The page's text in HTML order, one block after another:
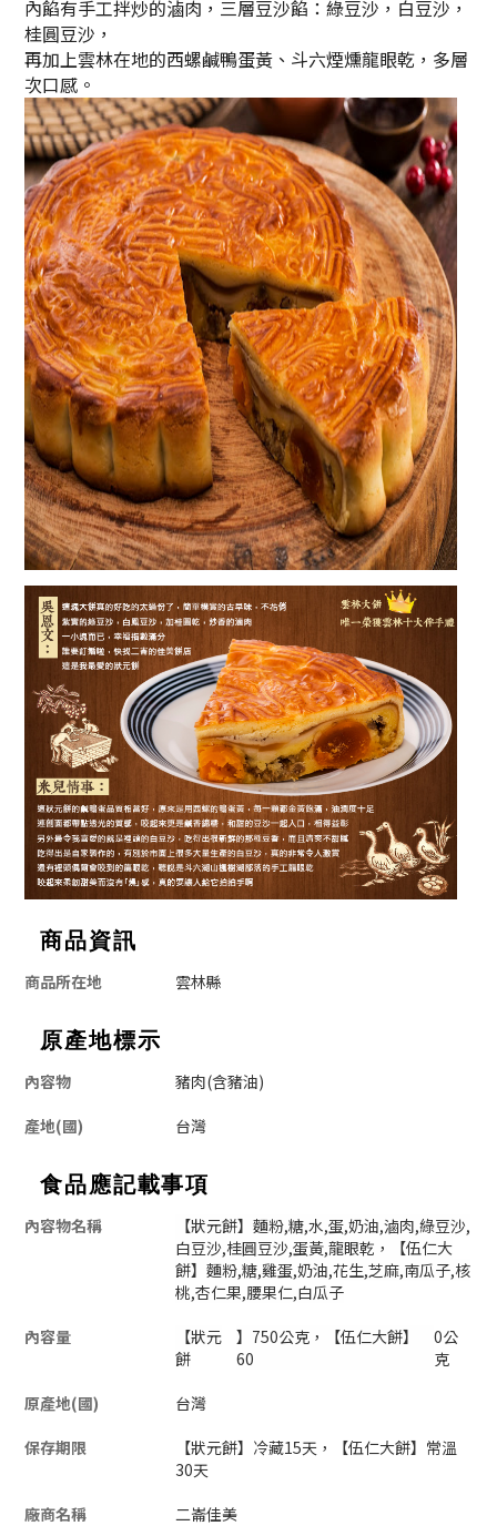
內餡有手工拌炒的滷肉，三層豆沙餡：綠豆沙，白豆沙，
桂圓豆沙，
再加上雲林在地的西螺鹹鴨蛋黃、斗六煙燻龍眼乾，多層
次口感。
商品資訊
商品所在地 雲林縣
原產地標示
內容物
豬肉(含豬油)
產地(國)
台灣
食品應記載事項
內容物名稱
【狀元餅】麵粉,糖,水,蛋,奶油,滷肉,綠豆沙,
白豆沙,桂圓豆沙,蛋黃,龍眼乾，【伍仁大
餅】麵粉,糖,雞蛋,奶油,花生,芝麻,南瓜子,核
桃,杏仁果,腰果仁,白瓜子
內容量
【狀元
餅
】750公克，【伍仁大餅】
60
0公
克
原產地(國)
台灣
保存期限
【狀元餅】冷藏15天，【伍仁大餅】常溫
30天
廠商名稱
二崙佳美